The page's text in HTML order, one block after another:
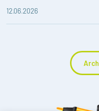
12.06.2026